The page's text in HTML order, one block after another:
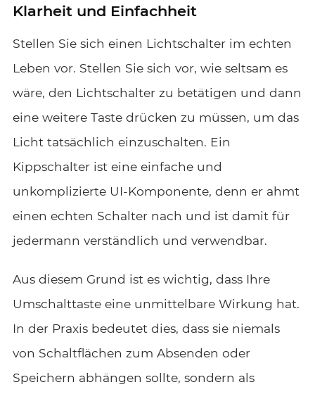
Klarheit und Einfachheit
Stellen Sie sich einen Lichtschalter im echten
Leben vor. Stellen Sie sich vor, wie seltsam es
wäre, den Lichtschalter zu betätigen und dann
eine weitere Taste drücken zu müssen, um das
Licht tatsächlich einzuschalten. Ein
Kippschalter ist eine einfache und
unkomplizierte UI-Komponente, denn er ahmt
einen echten Schalter nach und ist damit für
jedermann verständlich und verwendbar.
Aus diesem Grund ist es wichtig, dass Ihre
Umschalttaste eine unmittelbare Wirkung hat.
In der Praxis bedeutet dies, dass sie niemals
von Schaltflächen zum Absenden oder
Speichern abhängen sollte, sondern als